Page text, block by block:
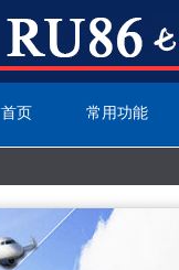
首页 常用功能